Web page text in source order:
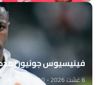
فينيسيوس جونيور يمدد
6 غشت 2026 - 22:10